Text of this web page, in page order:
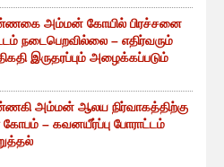
கண்ணகை அம்மன் கோயில் பிரச்சனை
நடைபெறவில்லை – எதிர்வரும்
இருதரப்பும் அழைக்கப்படும்
அம்மன் ஆலய நிர்வாகத்திற்கு
கோபம் – கவனயீர்ப்பு போராட்டம்